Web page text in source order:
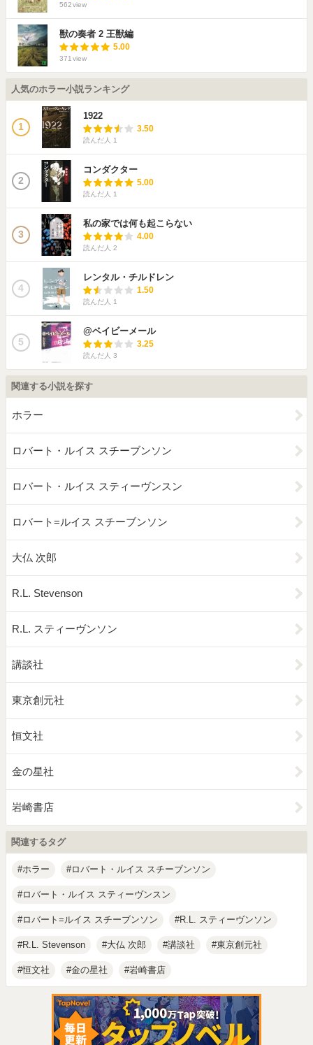
562view
獣の奏者 2 王獣編
5.00
371 view
人気のホラー小説ランキング
1
1922
3.50
読んだ人 1
2
コンダクター
5.00
読んだ人 1
3
私の家では何も起こらない
4.00
読んだ人 2
4
レンタル・チルドレン
1.50
読んだ人 1
5
@ベイビーメール
3.25
読んだ人 3
関連する小説を探す
ホラー
ロバート・ルイス スチーブンソン
ロバート・ルイス スティーヴンスン
ロバート=ルイス スチーブンソン
大仏 次郎
R.L. Stevenson
R.L. スティーヴンソン
講談社
東京創元社
恒文社
金の星社
岩崎書店
関連するタグ
ホラー ロバート・ルイス スチーブンソン
ロバート・ルイス スティーヴンスン
ロバート=ルイス スチーブンソン R.L. スティーヴンソン
R.L. Stevenson 大仏 次郎 講談社 東京創元社
恒文社 金の星社 岩崎書店